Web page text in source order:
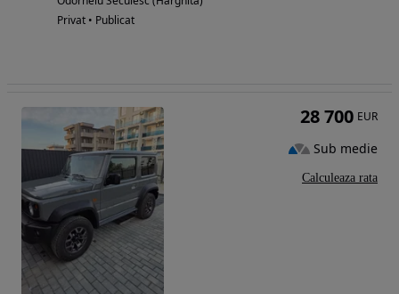
Privat • Publicat
28 700 EUR
Sub medie
Calculeaza rata